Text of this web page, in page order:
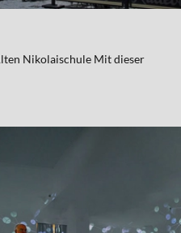
Nikolaischule Mit dieser